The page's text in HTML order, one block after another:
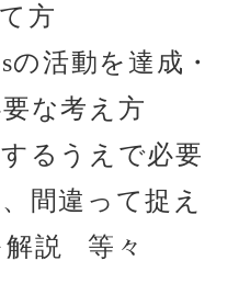
方
の活動を達成・
な考え方
るうえで必要
間違って捉え
解説 等々